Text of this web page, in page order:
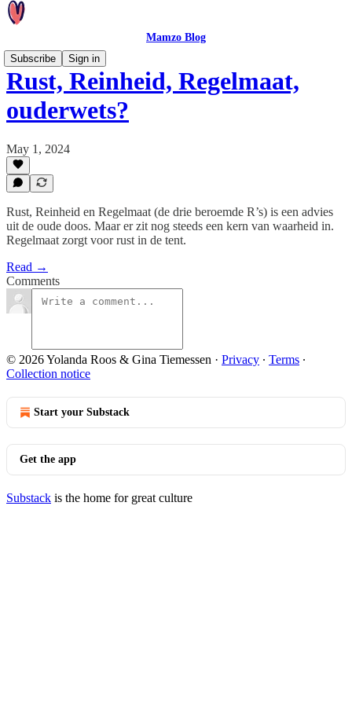
Mamzo Blog
Subscribe
Sign in
Rust, Reinheid, Regelmaat,
ouderwets?
May 1, 2024
Rust, Reinheid en Regelmaat (de drie beroemde R’s) is een advies
uit de oude doos. Maar er zit nog steeds een kern van waarheid in.
Regelmaat zorgt voor rust in de tent.
Read →
Comments
© 2026 Yolanda Roos & Gina Tiemessen · Privacy ∙ Terms ∙
Collection notice
Start your Substack
Get the app
Substack is the home for great culture